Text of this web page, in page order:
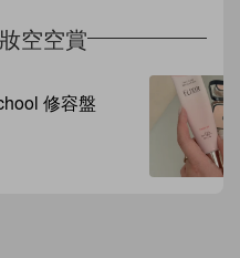
空空賞
修容盤